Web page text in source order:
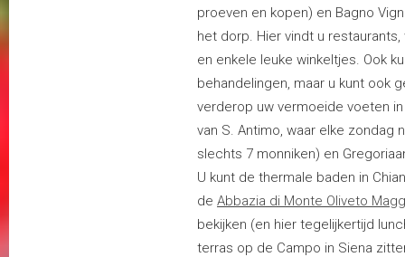
proeven en kopen) en Bagno
het dorp. Hier vindt u
en enkele leuke winkeltjes. Ook
behandelingen, maar u kunt ook
verderop uw vermoeide voeten
van S. Antimo, waar elke
slechts 7 monniken) en
U kunt de thermale baden in
de Abbazia di Monte Oliveto
bekijken (en hier tegelijkertijd
terras op de Campo in Siena